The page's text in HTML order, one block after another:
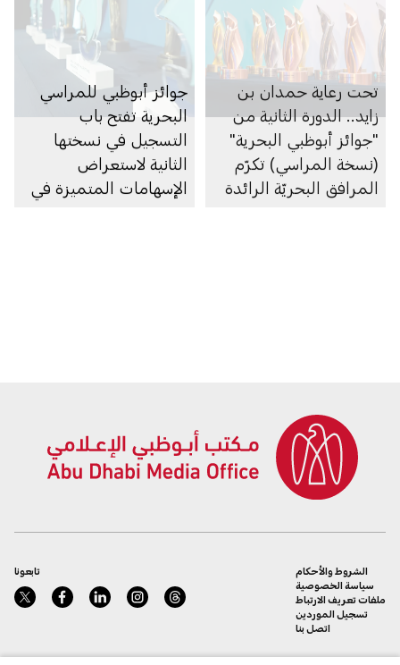
تحت رعاية حمدان بن
زايد.. الدورة الثانية من
"جوائز أبوظبي البحرية"
(نسخة المراسي) تكرّم
المرافق البحريّة الرائدة
جوائز أبوظبي للمراسي
البحرية تفتح باب
التسجيل في نسختها
الثانية لاستعراض
الإسهامات المتميزة في
تابعونا
الشروط والأحكام
سياسة الخصوصية
ملفات تعريف الارتباط
تسجيل الموردين
اتصل بنا